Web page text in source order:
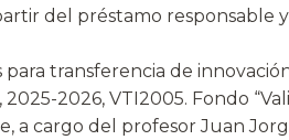
del préstamo responsable
transferencia de
2025-2026, VTI2005. Fondo
a cargo del profesor Juan